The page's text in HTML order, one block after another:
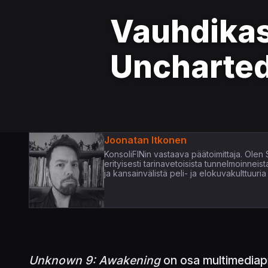
Joonatan Itkonen
KonsoliFINin vastaava päätoimittaja.
erityisesti tarinavetoisista
ja kansainvälistä peli- ja
Unknown 9: Awakeningon osa